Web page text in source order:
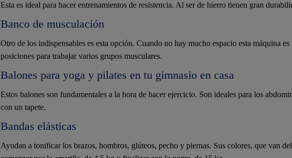
Esta es ideal para hacer entrenamientos de resistencia. Al ser de hierro tienen gran
Banco de musculación
Otro de los indispensables es esta opción. Cuando no hay mucho espacio esta máquina
posiciones para trabajar varios grupos musculares.
Balones para yoga y pilates en tu gimnasio en casa
Estos balones son fundamentales a la hora de hacer ejercicio. Son ideales para los
con un tapete.
Bandas elásticas
Ayudan a tonificar los brazos, hombros, glúteos, pecho y piernas. Sus colores, que van